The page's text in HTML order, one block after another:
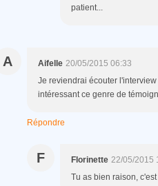
patient...
A Aifelle 20/05/2015 06:33
Je reviendrai écouter
intéressant ce genre de
Répondre
F Florinette 22/05/2015
Tu as bien raison,